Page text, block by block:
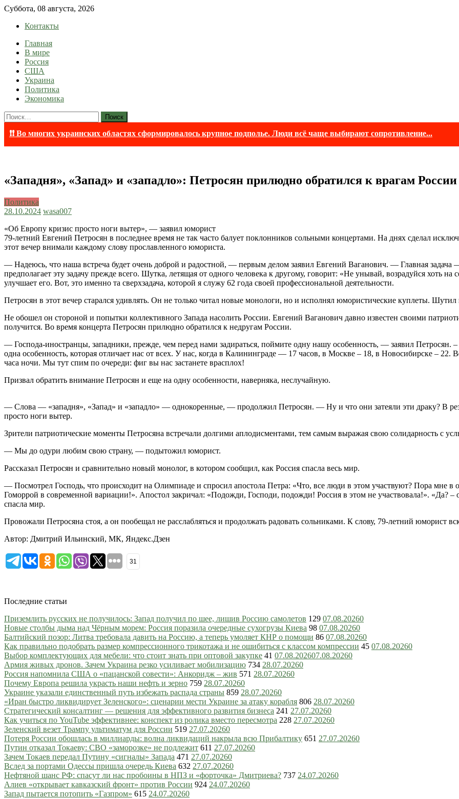
Skip
content
Суббота, 08 августа, 2026
Контакты
lentaruss
lentaruss — Новости
Главная
В мире
Россия
США
Украина
Политика
Экономика
Найти:
❗❗ Во многих украинских областях сформировалось крупное подполье. Люди всё чаще выбирают сопротивление...
«Западня», «Запад» и «западло»: Петросян прилюдно обратился к врагам России
Политика
28.10.2024 wasa007
«Об Европу кризис просто ноги вытер», — заявил юморист
79-летний Евгений Петросян в последнее время не так часто балует поклонников сольными концертами. На днях сделал
этот вечер внимали каждому слову прославленного юмориста.
— Надеюсь, что наша встреча будет очень доброй и радостной, — первым делом заявил Евгений Ваганович. — Главная задача
предполагает эту задачу прежде всего. Шутка, летящая от одного человека к другому, говорит: «Не унывай, возрадуйся хоть
улучшает его. Вот, это именно та сверхзадача, которой я служу 62 года своей профессиональной деятельности.
Петросян в этот вечер старался удивлять. Он не только читал новые монологи, но и исполнял юмористические куплеты.
Не обошел он стороной и попытки коллективного Запада насолить России. Евгений Ваганович давно известен своими
получится. Во время концерта Петросян прилюдно обратился к недругам России.
— Господа-иностранцы, западники, прежде, чем перед нами задираться, поймите одну нашу особенность, — заявил Петросян.
одна особенность, которая отличает нас от всех. У нас, когда в Калининграде — 17 часов, в Москве – 18, в Новосибирске – 22.
часа ночи. Мы тут спим по очереди: фиг вы нас застанете врасплох!
Призвал обратить внимание Петросян и еще на одну особенности, наверняка, неслучайную.
— Слова — «западня», «Запад» и «западло» — однокоренные, — продолжил Петросян. — Ну и что они затеяли эти драку? В
просто ноги вытер.
Зрители патриотические моменты Петросяна встречали долгими аплодисментами, тем самым выражая свою солидарность с
— Мы до одури любим свою страну, — подытожил юморист.
Рассказал Петросян и сравнительно новый монолог, в котором сообщил, как Россия спасла весь мир.
— Посмотрел Господь, что происходит на Олимпиаде и спросил апостола Петра: «Что, все люди в этом участвуют? Пора мне в
Гоморрой в современной вариации!». Апостол закричал: «Подожди, Господи, подожди! Россия в этом не участвовала!». «Да? –
спасла мир.
Провожали Петросяна стоя, а он пообещал не расслабляться и продолжать радовать сольниками. К слову, 79-летний юморист
Автор: Дмитрий Ильинский, МК, Яндекс.Дзен
31
Последние статьи
Приземлить русских не получилось: Запад получил по шее, лишив Россию самолетов 129 07.08.20260
Новые столбы дыма над Чёрным морем: Россия поразила очередные сухогрузы Киева 98 07.08.20260
Балтийский позор: Литва требовала давить на Россию, а теперь умоляет КНР о помощи 86 07.08.20260
Как правильно подобрать размер компрессионного трикотажа и не ошибиться с классом компрессии 45 07.08.20260
Выбор комплектующих для мебели: что стоит знать при оптовой закупке 41 07.08.202607.08.20260
Армия живых дронов. Зачем Украина резко усиливает мобилизацию 734 28.07.20260
Россия напомнила США о «пацанской совести»: Анкоридж – жив 571 28.07.20260
Почему Европа решила украсть наши нефть и зерно 759 28.07.20260
Украине указали единственный путь избежать распада страны 859 28.07.20260
«Иран быстро ликвидирует Зеленского»: сценарии мести Украине за атаку корабля 806 28.07.20260
Стратегический консалтинг — решения для эффективного развития бизнеса 241 27.07.20260
Как учиться по YouTube эффективнее: конспект из ролика вместо пересмотра 228 27.07.20260
Зеленский везет Трампу ультиматум для России 519 27.07.20260
Потеря России обошлась в миллиарды: волна ликвидаций накрыла всю Прибалтику 651 27.07.20260
Путин отказал Токаеву: СВО «заморозке» не подлежит 611 27.07.20260
Зачем Токаев передал Путину «сигналы» Запада 471 27.07.20260
Вслед за портами Одессы пришла очередь Киева 632 27.07.20260
Нефтяной шанс РФ: спасут ли нас пробоины в НПЗ и «форточка» Дмитриева? 737 24.07.20260
Алиев «открывает кавказский фронт» против России 924 24.07.20260
Запад пытается потопить «Газпром» 615 24.07.20260